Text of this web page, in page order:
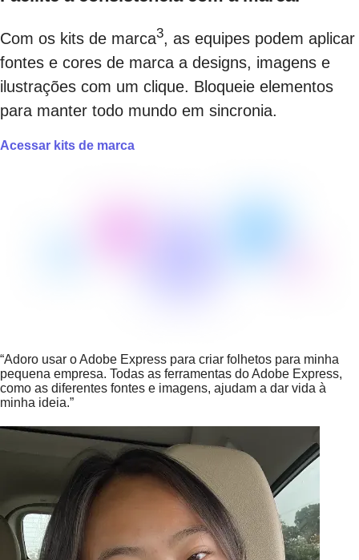
Com os kits de marca3, as equipes podem aplicar
fontes e cores de marca a designs, imagens e
ilustrações com um clique. Bloqueie elementos
para manter todo mundo em sincronia.
Acessar kits de marca
“Adoro usar o Adobe Express para criar folhetos para minha
pequena empresa. Todas as ferramentas do Adobe Express,
como as diferentes fontes e imagens, ajudam a dar vida à
minha ideia.”